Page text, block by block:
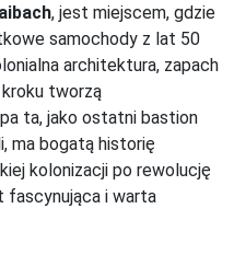
, jest miejscem, gdzie
samochody z lat 50
architektura, zapach
tworzą
ta, jako ostatni bastion
ma bogatą historię
kolonizacji po rewolucję
fascynująca i warta